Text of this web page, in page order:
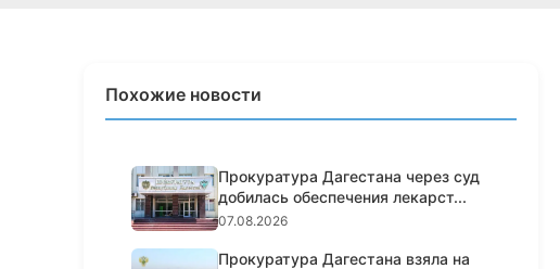
Похожие новости
Прокуратура Дагестана через суд
добилась обеспечения лекарст...
07.08.2026
Прокуратура Дагестана взяла на